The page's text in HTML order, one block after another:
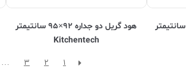
هود گریل دو جداره ۹۲×۱۳۵ سانتیمتر
هود گریل دو جداره ۹۲×۹۵ سانتیمتر
Kitchentech
1
2
3
…